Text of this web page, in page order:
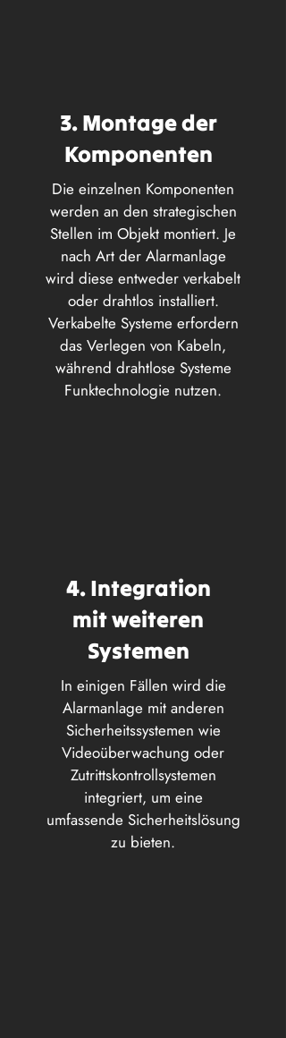
3. Montage der
Komponenten
Die einzelnen Komponenten
werden an den strategischen
Stellen im Objekt montiert. Je
nach Art der Alarmanlage
wird diese entweder verkabelt
oder drahtlos installiert.
Verkabelte Systeme erfordern
das Verlegen von Kabeln,
während drahtlose Systeme
Funktechnologie nutzen.
4. Integration
mit weiteren
Systemen
In einigen Fällen wird die
Alarmanlage mit anderen
Sicherheitssystemen wie
Videoüberwachung oder
Zutrittskontrollsystemen
integriert, um eine
umfassende Sicherheitslösung
zu bieten.